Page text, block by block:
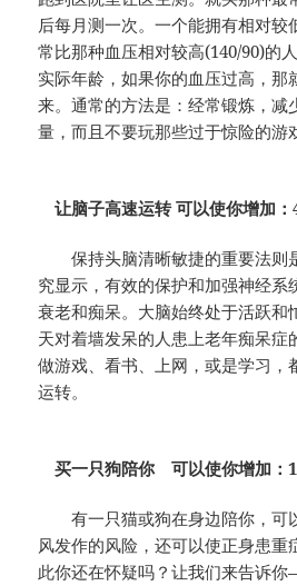
后每月测一次。一个能拥有相对较
常比那种血压相对较高(140/90)的
实际年龄，如果你的血压过高，那
来。通常的方法是：经常锻炼，减
量，而且不要玩那些过于惊险的游
让脑子高速运转 可以使你增加：
保持头脑清晰敏捷的重要法则
究显示，有效的保护和加强神经系
衰老和痴呆。大脑始终处于活跃和
天对着墙发呆的人患上老年痴呆症
做游戏、看书、上网，或是学习，
运转。
买一只狗陪你 可以使你增加：
有一只猫或狗在身边陪你，可
风发作的风险，还可以使正身患重
此你还在怀疑吗？让我们来告诉